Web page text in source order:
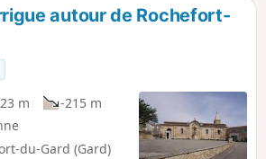
autour de Rochefort-
m
-215 m
du-Gard (Gard)